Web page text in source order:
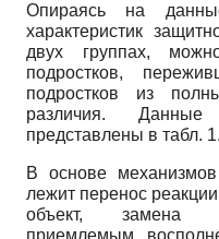
Опираясь на
характеристик
двух группах,
подростков,
подростков из
различия. Данные
представлены в табл. 1.
В основе механизмов
лежит перенос
объект, замена